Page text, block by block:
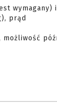
prąd